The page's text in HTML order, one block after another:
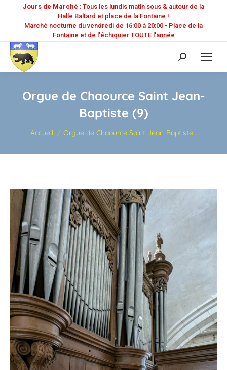
Jours de Marché : Tous les lundis matin sous & autour de la
Halle Baltard et place de la Fontaine !
Marché nocturne du vendredi de 16:00 à 20:00 - Place de la
Fontaine et de l'échiquier TOUTE l'année
Recherche
:
Orgue de Chaource Saint Jean-
Baptiste (9)
Vous êtes ici :
Accueil Orgue de Chaource Saint Jean-Baptiste…